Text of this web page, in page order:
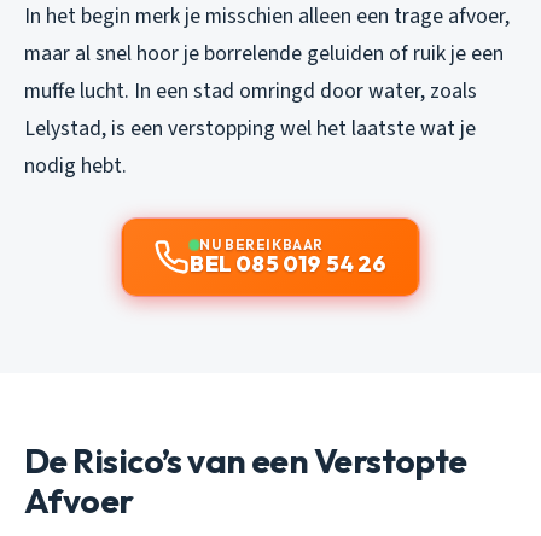
In het begin merk je misschien alleen een trage afvoer,
maar al snel hoor je borrelende geluiden of ruik je een
muffe lucht. In een stad omringd door water, zoals
Lelystad, is een verstopping wel het laatste wat je
nodig hebt.
NU BEREIKBAAR
BEL 085 019 54 26
De Risico’s van een Verstopte
Afvoer